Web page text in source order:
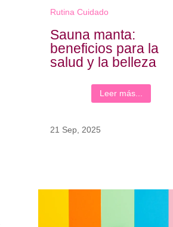
Rutina Cuidado
Sauna manta:
beneficios para la
salud y la belleza
Leer más...
21 Sep, 2025